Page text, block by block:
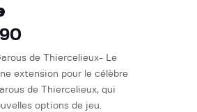
de Thiercelieux- Le
extension pour le célèbre
de Thiercelieux, qui
options de jeu.